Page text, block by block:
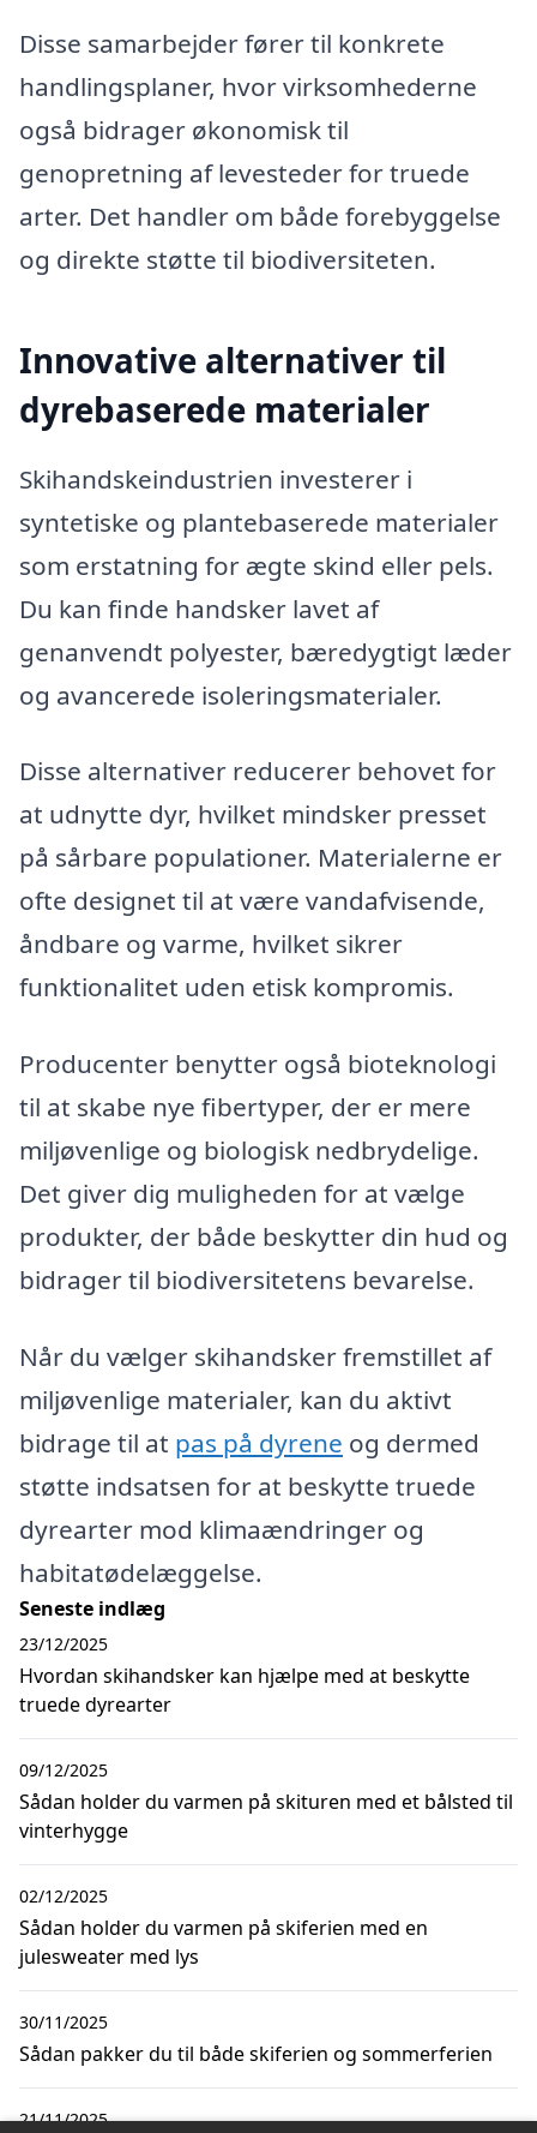
Disse samarbejder fører til konkrete
handlingsplaner, hvor virksomhederne
også bidrager økonomisk til
genopretning af levesteder for truede
arter. Det handler om både forebyggelse
og direkte støtte til biodiversiteten.
Innovative alternativer til
dyrebaserede materialer
Skihandskeindustrien investerer i
syntetiske og plantebaserede materialer
som erstatning for ægte skind eller pels.
Du kan finde handsker lavet af
genanvendt polyester, bæredygtigt læder
og avancerede isoleringsmaterialer.
Disse alternativer reducerer behovet for
at udnytte dyr, hvilket mindsker presset
på sårbare populationer. Materialerne er
ofte designet til at være vandafvisende,
åndbare og varme, hvilket sikrer
funktionalitet uden etisk kompromis.
Producenter benytter også bioteknologi
til at skabe nye fibertyper, der er mere
miljøvenlige og biologisk nedbrydelige.
Det giver dig muligheden for at vælge
produkter, der både beskytter din hud og
bidrager til biodiversitetens bevarelse.
Når du vælger skihandsker fremstillet af
miljøvenlige materialer, kan du aktivt
bidrage til at pas på dyrene og dermed
støtte indsatsen for at beskytte truede
dyrearter mod klimaændringer og
habitatødelæggelse.
Seneste indlæg
Hvordan skihandsker kan hjælpe med at beskytte
truede dyrearter
23/12/2025
Sådan holder du varmen på skituren med et bålsted til
vinterhygge
09/12/2025
Sådan holder du varmen på skiferien med en
julesweater med lys
02/12/2025
Sådan pakker du til både skiferien og sommerferien
30/11/2025
21/11/2025